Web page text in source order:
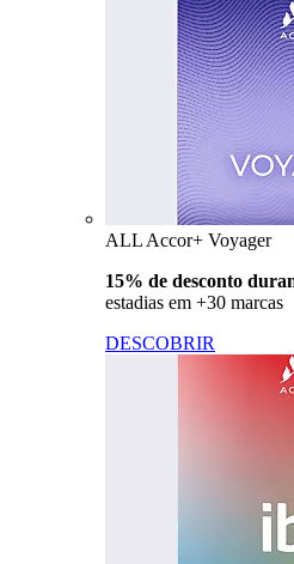
ALL Accor+ Voyager
15% de desconto
estadias em +30 marcas
DESCOBRIR